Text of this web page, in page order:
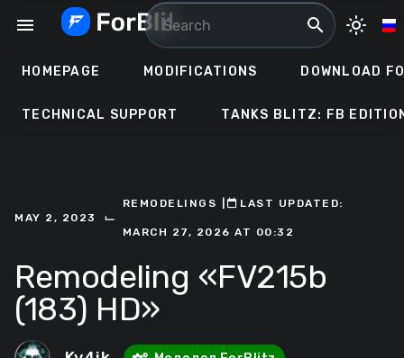
menu search light_mode
HOMEPAGE MODIFICATIONS DOWNLOAD
TECHNICAL SUPPORT TANKS BLITZ: FB
MAY 2, 2023 ⌙
REMODELINGS ㅤLAST UPDATED:
MARCH 27, 2026 AT 00:32
Remodeling «FV215b
(183) HD»